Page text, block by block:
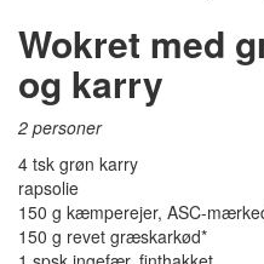
Wokret med
og karry
2 personer
4 tsk grøn karry
rapsolie
150 g kæmperejer, ASC-
150 g revet græskarkød*